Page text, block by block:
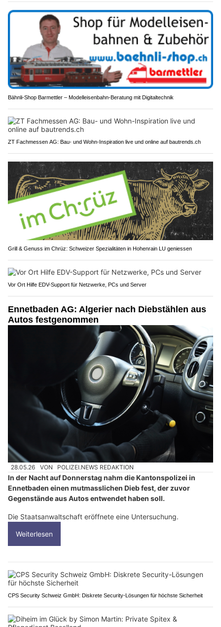
Bähnli-Shop Barmettler – Modelleisenbahn-Beratung mit Digitaltechnik
ZT Fachmessen AG: Bau- und Wohn-Inspiration live und online auf bautrends.ch
Grill & Genuss im Chrüz: Schweizer Spezialitäten in Hohenrain LU geniessen
Vor Ort Hilfe EDV-Support für Netzwerke, PCs und Server
Ennetbaden AG: Algerier nach Diebstählen aus
Autos festgenommen
28.05.26 VON POLIZEI.NEWS REDAKTION
In der Nacht auf Donnerstag nahm die Kantonspolizei in
Ennetbaden einen mutmasslichen Dieb fest, der zuvor
Gegenstände aus Autos entwendet haben soll.
Die Staatsanwaltschaft eröffnete eine Untersuchung.
Weiterlesen
CPS Security Schweiz GmbH: Diskrete Security-Lösungen für höchste Sicherheit